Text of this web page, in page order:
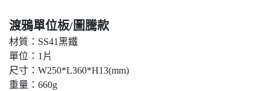
渡鴉單位板/圖騰款
材質：SS41黑鐵
單位：1片
尺寸：W250*L360*H13(mm)
重量：660g